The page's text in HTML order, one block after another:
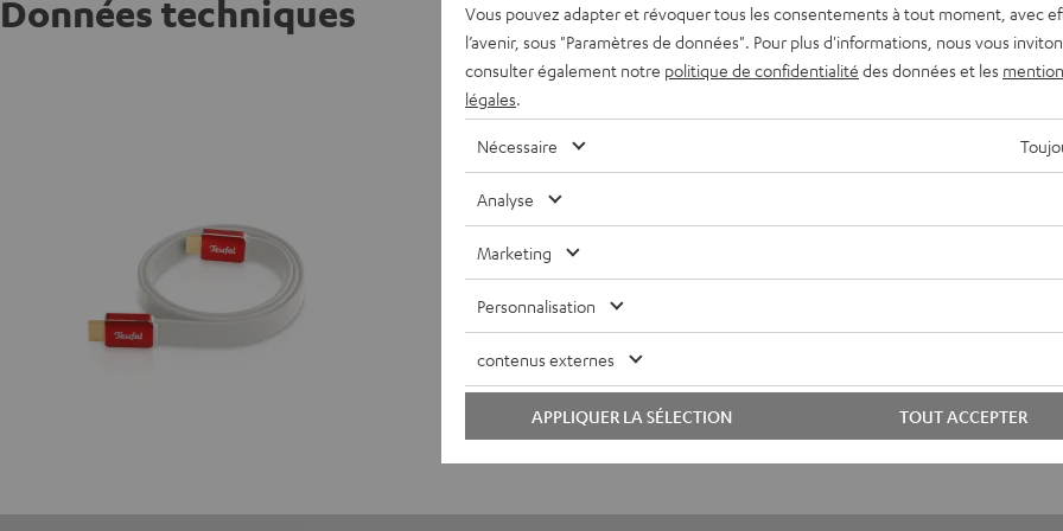
Données techniques
Câble HDMI® haute vitesse avec Ethernet
Câble HDMI high speed prenant en charge tous les formats 2.0 comme
Vous pouvez adapter et révoquer tous les consentements à tout moment, avec
l’avenir, sous "Paramètres de données". Pour plus d'informations, nous vous
consulter également notre politique de confidentialité des données et les
légales
Nécessaire
Analyse
Marketing
Personnalisation
contenus externes
TOUT ACCEPTER
APPLIQUER LA SÉLECTION